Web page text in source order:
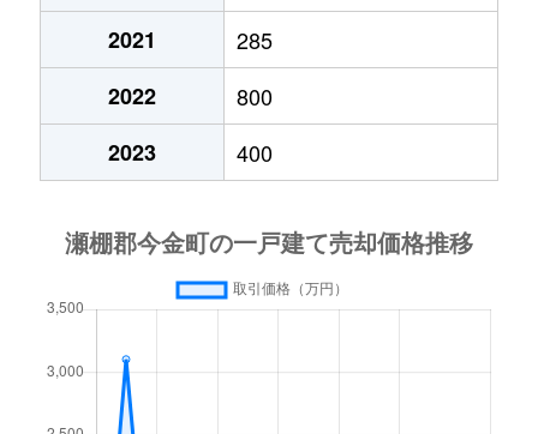
2021
285
2022
800
2023
400